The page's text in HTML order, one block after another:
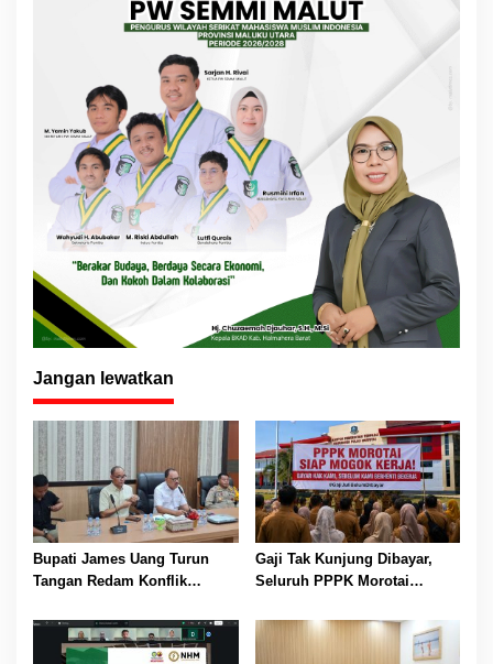
Jangan lewatkan
Bupati James Uang Turun
Tangan Redam Konflik
Bantu Korban dan Verifikasi
Kerugian
Gaji Tak Kunjung Dibayar,
Seluruh PPPK Morotai